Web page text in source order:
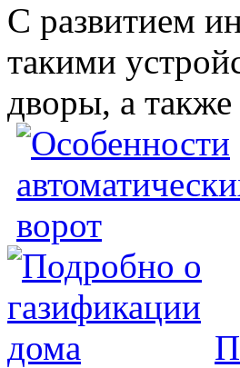
С развитием
такими
дворы, а